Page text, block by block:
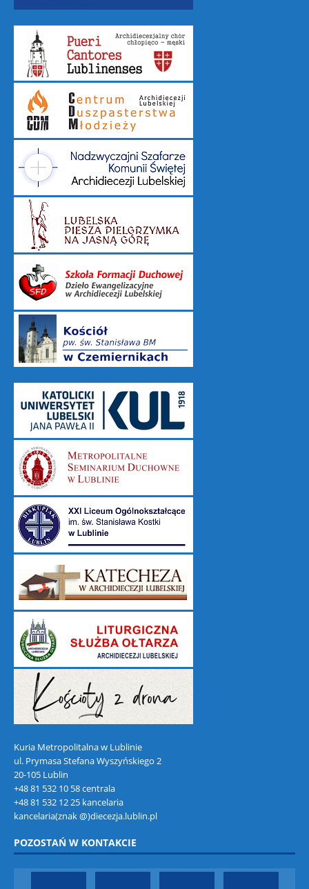
Kuria Metropolitalna w Lublinie
ul. Prymasa Stefana Wyszyńskiego 2
20-105 Lublin
+48 81 532 10 58 centrala
+48 81 532 12 25 kancelaria
kancelaria(znak @)diecezja.lublin.pl
POZOSTAŃ W KONTAKCIE